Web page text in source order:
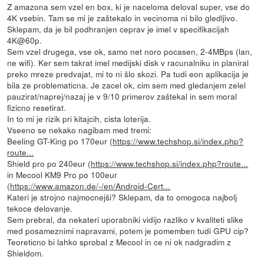
Z amazona sem vzel en box, ki je naceloma deloval super, vse do
4K vsebin. Tam se mi je zaštekalo in vecinoma ni bilo gledljivo.
Sklepam, da je bil podhranjen ceprav je imel v specifikacijah
4K@60p.
Sem vzel drugega, vse ok, samo net noro pocasen, 2-4MBps (lan,
ne wifi). Ker sem takrat imel medijski disk v racunalniku in planiral
preko mreze predvajat, mi to ni šlo skozi. Pa tudi eon aplikacija je
bila ze problematicna. Je zacel ok, cim sem med gledanjem zelel
pauzirat/naprej/nazaj je v 9/10 primerov zaštekal in sem moral
fizicno resetirat.
In to mi je rizik pri kitajcih, cista loterija.
Vseeno se nekako nagibam med tremi:
Beeling GT-King po 170eur (https://www.techshop.si/index.php?
route...
Shield pro po 240eur (https://www.techshop.si/index.php?route...
in Mecool KM9 Pro po 100eur
(https://www.amazon.de/-/en/Android-Cert...
Kateri je strojno najmocnejši? Sklepam, da to omogoca najbolj
tekoce delovanje.
Sem prebral, da nekateri uporabniki vidijo razliko v kvaliteti slike
med posameznimi napravami, potem je pomemben tudi GPU cip?
Teoreticno bi lahko sprobal z Mecool in ce ni ok nadgradim z
Shieldom.